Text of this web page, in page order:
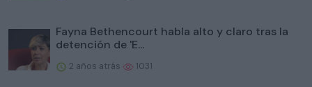
Fayna Bethencourt habla alto y claro tras la
detención de 'E...
2 años atrás 1031